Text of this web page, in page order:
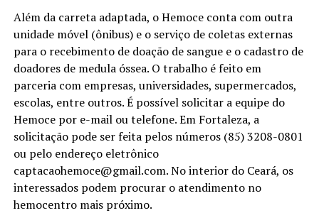
Além da carreta adaptada, o Hemoce conta com outra
unidade móvel (ônibus) e o serviço de coletas externas
para o recebimento de doação de sangue e o cadastro de
doadores de medula óssea. O trabalho é feito em
parceria com empresas, universidades, supermercados,
escolas, entre outros. É possível solicitar a equipe do
Hemoce por e-mail ou telefone. Em Fortaleza, a
solicitação pode ser feita pelos números (85) 3208-0801
ou pelo endereço eletrônico
captacaohemoce@gmail.com. No interior do Ceará, os
interessados podem procurar o atendimento no
hemocentro mais próximo.